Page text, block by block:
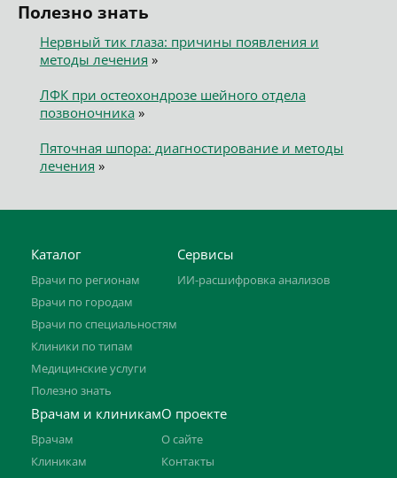
Полезно знать
Нервный тик глаза: причины появления и
методы лечения »
ЛФК при остеохондрозе шейного отдела
позвоночника»
Пяточная шпора: диагностирование и методы
лечения »
Каталог
Врачи по регионам
Врачи по городам
Врачи по специальностям
Клиники по типам
Медицинские услуги
Полезно знать
Сервисы
ИИ-расшифровка анализов
Врачам и клиникам
Врачам
Клиникам
О проекте
О сайте
Контакты